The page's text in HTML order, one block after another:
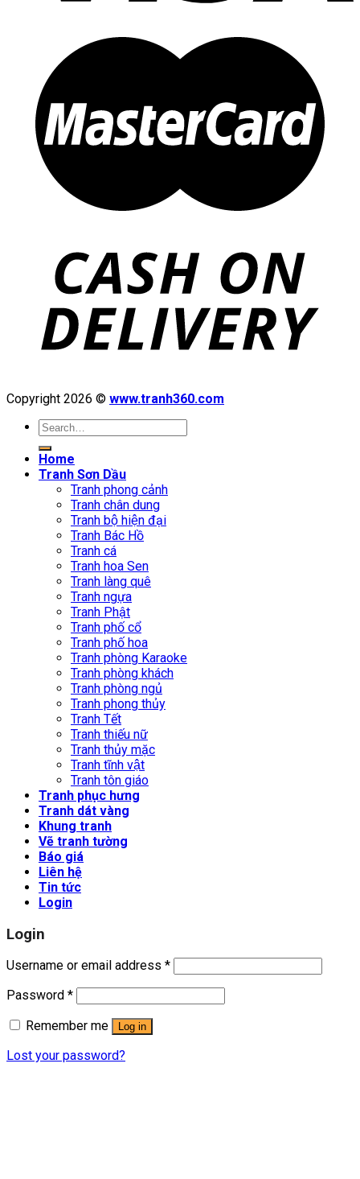
Copyright 2026 © www.tranh360.com
Search
for:
Home
Tranh Sơn Dầu
Tranh phong cảnh
Tranh chân dung
Tranh bộ hiện đại
Tranh Bác Hồ
Tranh cá
Tranh hoa Sen
Tranh làng quê
Tranh ngựa
Tranh Phật
Tranh phố cổ
Tranh phố hoa
Tranh phòng Karaoke
Tranh phòng khách
Tranh phòng ngủ
Tranh phong thủy
Tranh Tết
Tranh thiếu nữ
Tranh thủy mặc
Tranh tĩnh vật
Tranh tôn giáo
Tranh phục hưng
Tranh dát vàng
Khung tranh
Vẽ tranh tường
Báo giá
Liên hệ
Tin tức
Login
Login
Username or email address *
Password *
Remember me
Log in
Lost your password?